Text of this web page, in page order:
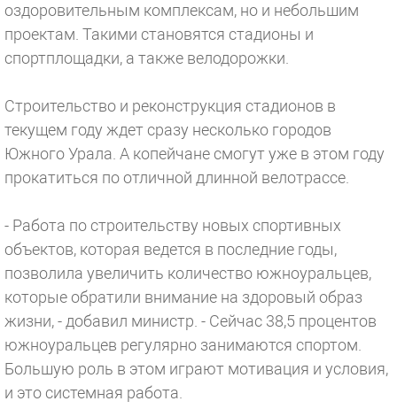
оздоровительным комплексам, но и небольшим
проектам. Такими становятся стадионы и
спортплощадки, а также велодорожки.
Строительство и реконструкция стадионов в
текущем году ждет сразу несколько городов
Южного Урала. А копейчане смогут уже в этом году
прокатиться по отличной длинной велотрассе.
- Работа по строительству новых спортивных
объектов, которая ведется в последние годы,
позволила увеличить количество южноуральцев,
которые обратили внимание на здоровый образ
жизни, - добавил министр. - Сейчас 38,5 процентов
южноуральцев регулярно занимаются спортом.
Большую роль в этом играют мотивация и условия,
и это системная работа.